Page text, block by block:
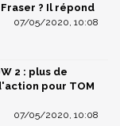
? Il répond
07/05/2020, 10:08
2 : plus de
pour TOM
07/05/2020, 10:08